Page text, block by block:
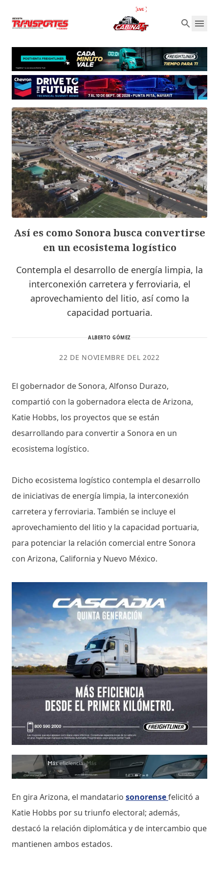
Así es como Sonora busca convertirse
en un ecosistema logístico
Contempla el desarrollo de energía limpia, la
interconexión carretera y ferroviaria, el
aprovechamiento del litio, así como la
capacidad portuaria.
ALBERTO GÓMEZ
22 DE NOVIEMBRE DEL 2022
El gobernador de Sonora, Alfonso Durazo,
compartió con la gobernadora electa de Arizona,
Katie Hobbs, los proyectos que se están
desarrollando para convertir a Sonora en un
ecosistema logístico.
Dicho ecosistema logístico contempla el desarrollo
de iniciativas de energía limpia, la interconexión
carretera y ferroviaria. También se incluye el
aprovechamiento del litio y la capacidad portuaria,
para potenciar la relación comercial entre Sonora
con Arizona, California y Nuevo México.
En gira Arizona, el mandatario sonorensefelicitó a
Katie Hobbs por su triunfo electoral; además,
destacó la relación diplomática y de intercambio que
mantienen ambos estados.